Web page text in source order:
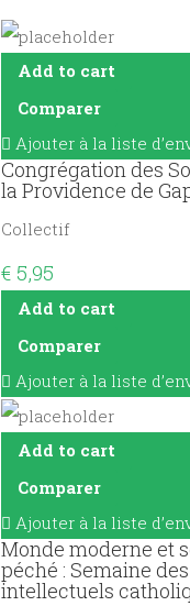
Add to cart
Comparer
Ajouter à la liste
Congrégation des
la Providence de
Collectif
€5,95
Add to cart
Comparer
Ajouter à la liste
Add to cart
Comparer
Ajouter à la liste
Monde moderne et
péché : Semaine des
intellectuels